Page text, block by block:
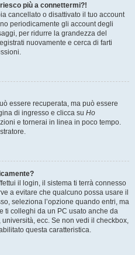
più a connettermi?!
cancellato o disattivato il tuo account
periodicamente gli account degli
per ridurre la grandezza del
nuovamente e cerca di farti
essere recuperata, ma può essere
di ingresso e clicca su Ho
e tornerai in linea in poco tempo.
il login, il sistema ti terrà connesso
a evitare che qualcuno possa usare il
seleziona l’opzione quando entri, ma
ti colleghi da un PC usato anche da
ecc. Se non vedi il checkbox,
questa caratteristica.